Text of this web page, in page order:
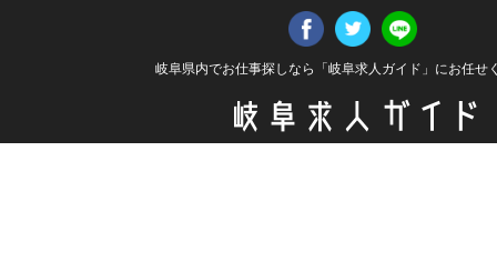
岐阜県内でお仕事探しなら「岐阜求人ガイド」にお任せ